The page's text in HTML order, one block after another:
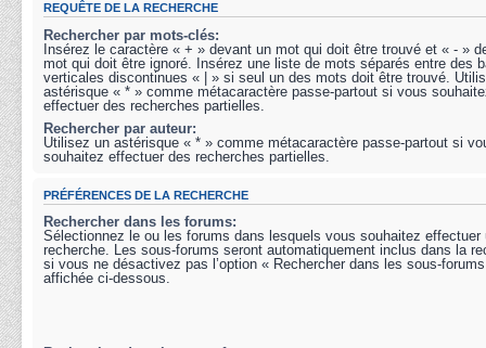
REQUÊTE DE LA RECHERCHE
Rechercher par mots-clés:
Insérez le caractère « + » devant un mot qui doit être trouvé et « - »
mot qui doit être ignoré. Insérez une liste de mots séparés entre des
verticales discontinues « | » si seul un des mots doit être trouvé.
astérisque « * » comme métacaractère passe-partout si vous
effectuer des recherches partielles.
Rechercher par auteur:
Utilisez un astérisque « * » comme métacaractère passe-partout si
souhaitez effectuer des recherches partielles.
PRÉFÉRENCES DE LA RECHERCHE
Rechercher dans les forums:
Sélectionnez le ou les forums dans lesquels vous souhaitez effectuer
recherche. Les sous-forums seront automatiquement inclus dans la
si vous ne désactivez pas l’option « Rechercher dans les sous-
affichée ci-dessous.